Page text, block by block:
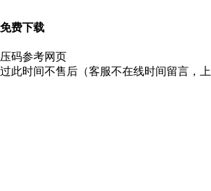
费下载
码参考网页
此时间不售后（客服不在线时间留言，上